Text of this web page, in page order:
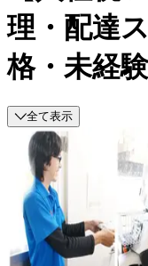
理・配達
格・未経
全て表示